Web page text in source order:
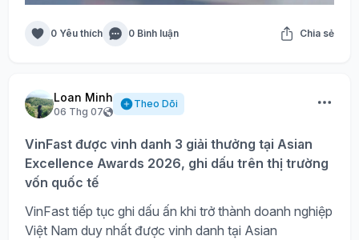
0 Yêu thích 0 Bình luận Chia sẻ
Loan Minh
06 Thg 07
Theo Dõi
VinFast được vinh danh 3 giải thưởng tại Asian
Excellence Awards 2026, ghi dấu trên thị trường
vốn quốc tế
VinFast tiếp tục ghi dấu ấn khi trở thành doanh nghiệp
Việt Nam duy nhất được vinh danh tại Asian